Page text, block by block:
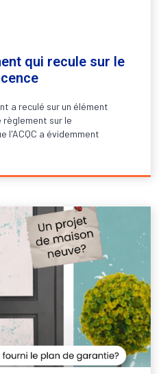
qui recule sur le
a reculé sur un élément
sur le
l'ACQC a évidemment